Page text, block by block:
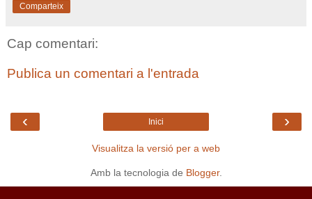
Comparteix
Cap comentari:
Publica un comentari a l'entrada
‹ ›
Inici
Visualitza la versió per a web
Amb la tecnologia de Blogger.